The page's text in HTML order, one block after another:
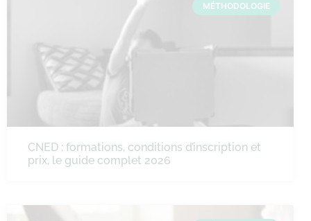
MÉTHODOLOGIE
CNED : formations, conditions d’inscription et
prix, le guide complet 2026